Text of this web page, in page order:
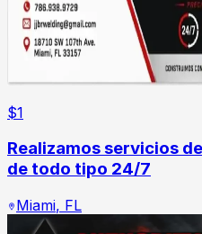
$1
Realizamos servicios
de todo tipo 24/7
Miami, FL